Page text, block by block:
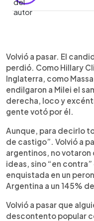
Escuchar
Volvió a pasar. El
perdió. Como Hillary
Inglaterra, como
endilgaron a Milei el
derecha, loco y
gente votó por él.
Aunque, para decirlo
de castigo”. Volvió a
argentinos, no
ideas, sino “en
enquistada en un
Argentina a un 145%
Volvió a pasar que
descontento popular